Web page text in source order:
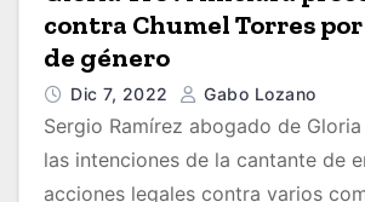
contra Chumel Torres
de género
Dic 7, 2022 Gabo Lozano
Sergio Ramírez abogado de
las intenciones de la cantante de
acciones legales contra varios